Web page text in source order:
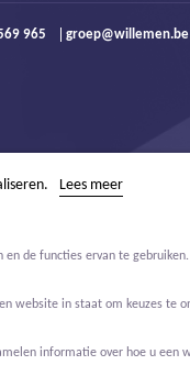
965 groep@willemen.be
Lees meer
en de functies ervan te gebruiken.
website in staat om keuzes te
informatie over hoe u